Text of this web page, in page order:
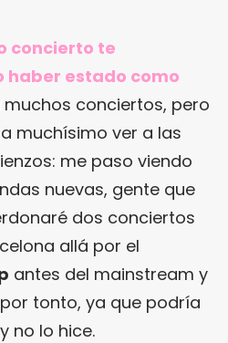
concierto te
haber estado como
muchos conciertos, pero
muchísimo ver a las
me paso viendo
nuevas, gente que
dos conciertos
allá por el
antes del mainstream y
tonto, ya que podría
no lo hice.